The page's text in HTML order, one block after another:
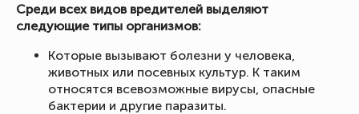
Среди всех видов вредителей выделяют
следующие типы организмов:
Которые вызывают болезни у человека,
животных или посевных культур. К таким
относятся всевозможные вирусы, опасные
бактерии и другие паразиты.